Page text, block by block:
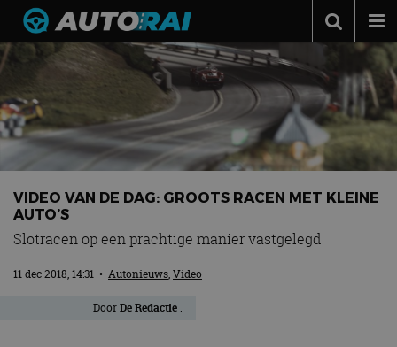
Autonieuws
Podcast
Autotests
Automerken
Adverteren
VIDEO VAN DE DAG: GROOTS RACEN MET KLEINE
AUTO’S
Slotracen op een prachtige manier vastgelegd
11 dec 2018, 14:31 • Autonieuws,Video
DoorDe Redactie .